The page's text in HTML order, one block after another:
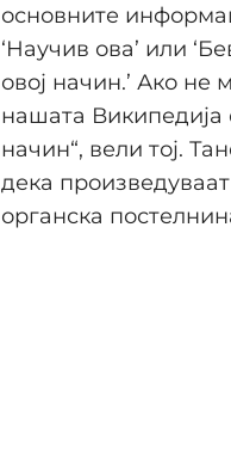
основните
‘Научив ова’ или
овој начин.’ Ако
нашата Википедија
начин“, вели тој.
дека
органска